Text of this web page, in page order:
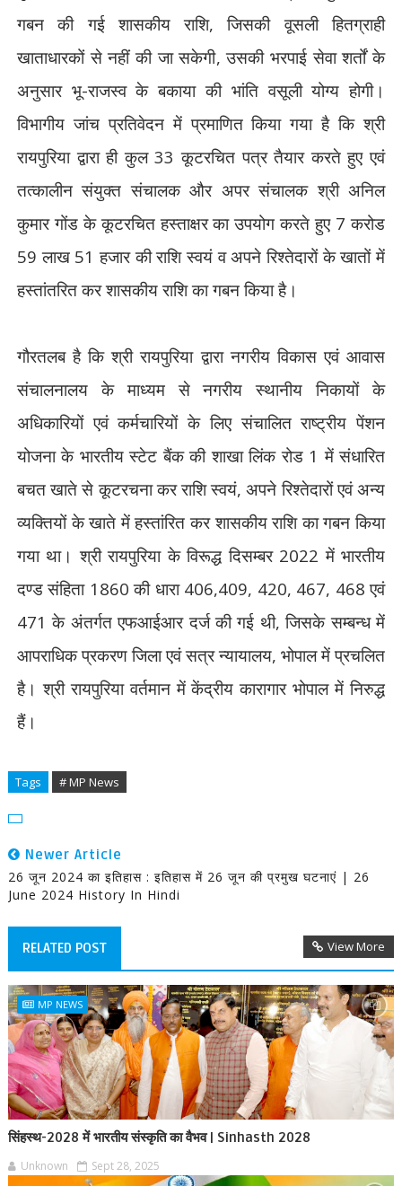
गबन की गई शासकीय राशि,जिसकी वूसली हितग्राही
खाताधारकों से नहीं की जा सकेगी,उसकी भरपाई सेवा शर्तों के
अनुसार भू-राजस्व के बकाया की भांति वसूली योग्य होगी।
विभागीय जांच प्रतिवेदन में प्रमाणित किया गया है कि श्री
रायपुरिया द्वारा ही कुल 33 कूटरचित पत्र तैयार करते हुए एवं
तत्कालीन संयुक्त संचालक और अपर संचालक श्री अनिल
कुमार गोंड के कूटरचित हस्ताक्षर का उपयोग करते हुए 7 करोड
59 लाख 51 हजार की राशि स्वयं व अपने रिश्तेदारों के खातों में
हस्तांतरित कर शासकीय राशि का गबन किया है।
गौरतलब है कि श्री रायपुरिया द्वारा नगरीय विकास एवं आवास
संचालनालय के माध्यम से नगरीय स्थानीय निकायों के
अधिकारियों एवं कर्मचारियों के लिए संचालित राष्ट्रीय पेंशन
योजना के भारतीय स्टेट बैंक की शाखा लिंक रोड 1 में संधारित
बचत खाते से कूटरचना कर राशि स्वयं,अपने रिश्तेदारों एवं अन्य
व्यक्तियों के खाते में हस्तांरित कर शासकीय राशि का गबन किया
गया था। श्री रायपुरिया के विरूद्ध दिसम्बर 2022 में भारतीय
दण्ड संहिता 1860 की धारा 406,409, 420, 467, 468 एवं
471 के अंतर्गत एफआईआर दर्ज की गई थी,जिसके सम्बन्ध में
आपराधिक प्रकरण जिला एवं सत्र न्यायालय,भोपाल में प्रचलित
है। श्री रायपुरिया वर्तमान में केंद्रीय कारागार भोपाल में निरुद्ध
हैं।
Tags # MP News
Newer Article
26 जून 2024 का इतिहास : इतिहास में 26 जून की प्रमुख घटनाएं | 26
June 2024 History In Hindi
RELATED POST View More
MP NEWS
सिंहस्थ-2028 में भारतीय संस्कृति का वैभव | Sinhasth 2028
Unknown Sept 28, 2025